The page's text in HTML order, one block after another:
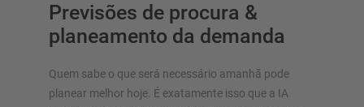
Previsões de procura &
planeamento da demanda
Quem sabe o que será necessário amanhã pode
planear melhor hoje. É exatamente isso que a IA